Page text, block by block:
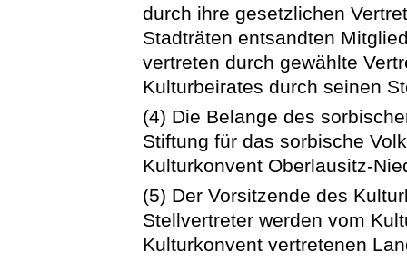
durch ihre gesetzlichen
Stadträten entsandten
vertreten durch gewählte
Kulturbeirates durch seinen
(4) Die Belange des
Stiftung für das sorbische
Kulturkonvent Oberlausitz-
(5) Der Vorsitzende des
Stellvertreter werden vom
Kulturkonvent vertretenen